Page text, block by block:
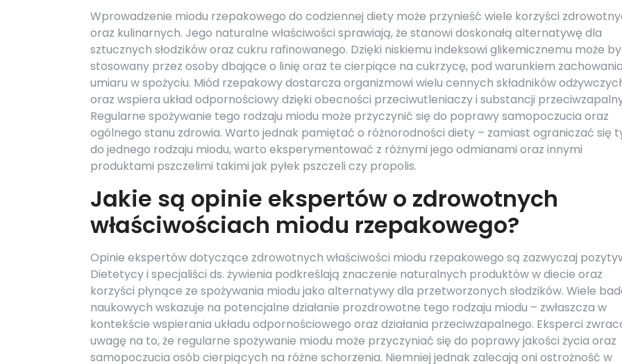
Wprowadzenie miodu rzepakowego do codziennej diety może przynieść wiele korzyści
oraz kulinarnych. Jego naturalne właściwości sprawiają, że stanowi doskonałą alternatywę dla
sztucznych słodzików oraz cukru rafinowanego. Dzięki niskiemu indeksowi glikemicznemu może
stosowany przez osoby dbające o linię oraz te cierpiące na cukrzycę, pod warunkiem zachowania
umiaru w spożyciu. Miód rzepakowy dostarcza organizmowi wielu cennych składników
oraz wspiera układ odpornościowy dzięki obecności przeciwutleniaczy i substancji
Regularne spożywanie tego rodzaju miodu może przyczynić się do poprawy samopoczucia oraz
ogólnego stanu zdrowia. Warto jednak pamiętać o różnorodności diety – zamiast ograniczać się
do jednego rodzaju miodu, warto eksperymentować z różnymi jego odmianami oraz innymi
produktami pszczelimi takimi jak pyłek pszczeli czy propolis.
Jakie są opinie ekspertów o zdrowotnych
właściwościach miodu rzepakowego?
Opinie ekspertów dotyczące zdrowotnych właściwości miodu rzepakowego są zazwyczaj
Dietetycy i specjaliści ds. żywienia podkreślają znaczenie naturalnych produktów w diecie oraz
korzyści płynące ze spożywania miodu jako alternatywy dla przetworzonych słodzików. Wiele
naukowych wskazuje na potencjalne działanie prozdrowotne tego rodzaju miodu – zwłaszcza w
kontekście wspierania układu odpornościowego oraz działania przeciwzapalnego. Eksperci
uwagę na to, że regularne spożywanie miodu może przyczyniać się do poprawy jakości życia oraz
samopoczucia osób cierpiących na różne schorzenia. Niemniej jednak zalecają oni ostrożność w